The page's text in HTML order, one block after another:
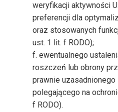
weryfikacji aktywności
preferencji dla
oraz stosowanych
ust. 1 lit. f RODO);
f. ewentualnego
roszczeń lub obrony
prawnie
polegającego na
f RODO).